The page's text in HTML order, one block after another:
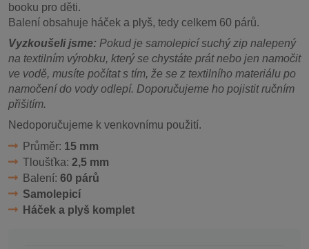
booku pro děti.
Balení obsahuje háček a plyš, tedy celkem 60 párů.
Vyzkoušeli jsme: Pokud je samolepicí suchý zip nalepený
na textilním výrobku, který se chystáte prát nebo jen namočit
ve vodě, musíte počítat s tím, že se z textilního materiálu po
namočení do vody odlepí. Doporučujeme ho pojistit ručním
přišitím.
Nedoporučujeme k venkovnímu použití.
Průměr: 15 mm
Tloušťka: 2,5 mm
Balení: 60 párů
Samolepicí
Háček a plyš komplet